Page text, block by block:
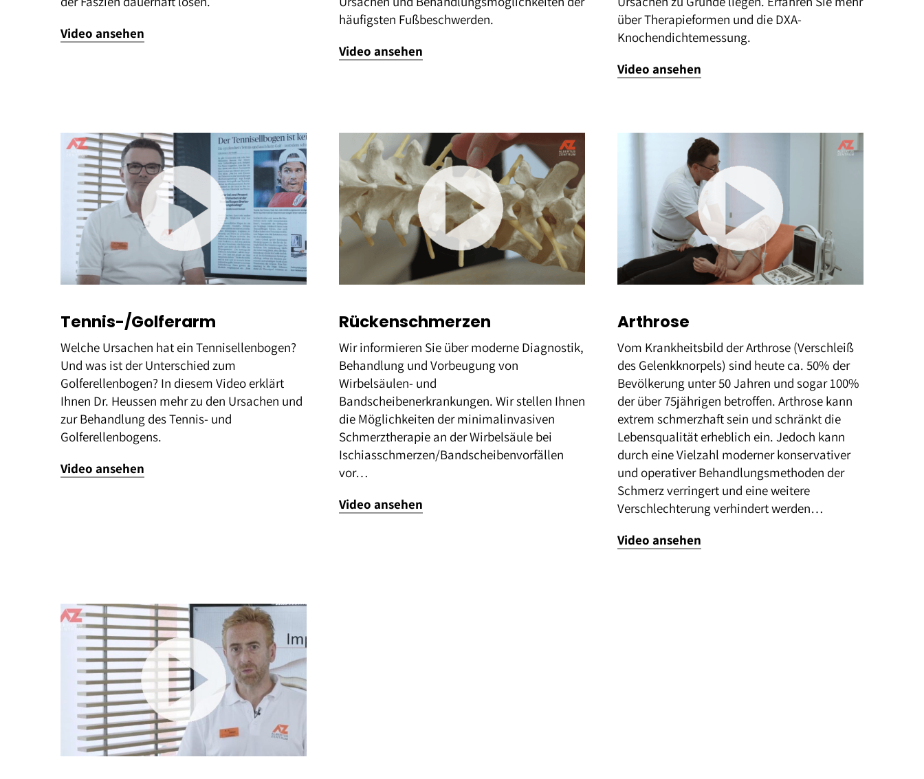
Video ansehen
häufigsten Fußbeschwerden.
Video ansehen
über Therapieformen und die DXA-
Knochendichtemessung.
Video ansehen
Tennis-/Golferarm
Welche Ursachen hat ein Tennisellenbogen?
Und was ist der Unterschied zum
Golferellenbogen? In diesem Video erklärt
Ihnen Dr. Heussen mehr zu den Ursachen und
zur Behandlung des Tennis- und
Golferellenbogens.
Video ansehen
Rückenschmerzen
Wir informieren Sie über moderne Diagnostik,
Behandlung und Vorbeugung von
Wirbelsäulen- und
Bandscheibenerkrankungen. Wir stellen Ihnen
die Möglichkeiten der minimalinvasiven
Schmerztherapie an der Wirbelsäule bei
Ischiasschmerzen/Bandscheibenvorfällen
vor…
Video ansehen
Arthrose
Vom Krankheitsbild der Arthrose (Verschleiß
des Gelenkknorpels) sind heute ca. 50% der
Bevölkerung unter 50 Jahren und sogar 100%
der über 75jährigen betroffen. Arthrose kann
extrem schmerzhaft sein und schränkt die
Lebensqualität erheblich ein. Jedoch kann
durch eine Vielzahl moderner konservativer
und operativer Behandlungsmethoden der
Schmerz verringert und eine weitere
Verschlechterung verhindert werden…
Video ansehen